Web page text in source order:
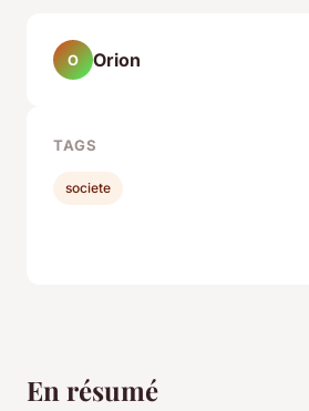
En résumé
O Orion
TAGS
societe